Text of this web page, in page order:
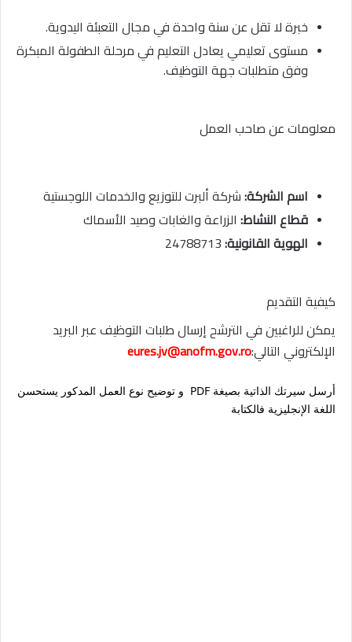
خبرة لا تقل عن سنة واحدة في مجال التعبئة اليدوية.
مستوى تعليمي يعادل التعليم في مرحلة الطفولة المبكرة
وفق متطلبات جهة التوظيف.
معلومات عن صاحب العمل
اسم الشركة:شركة ألبرت للتوزيع والخدمات اللوجستية
قطاع النشاط: الزراعة والغابات وصيد الأسماك
الهوية القانونية:
كيفية التقديم
يمكن للراغبين في الترشح إرسال طلبات التوظيف عبر البريد
الإلكتروني التالي:eures.jv@anofm.gov.ro
أرسل سيرتك الذاتية بصيغة PDF و توضيح نوع العمل المدكور يستحسن
اللغة الإنجليزية فالكتابة